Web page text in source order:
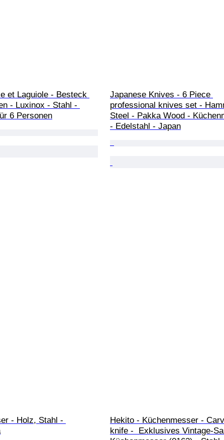
et Laguiole - Besteck
- Luxinox - Stahl -
6 Personen
Japanese Knives - 6 Piece
professional knives set -
Steel - Pakka Wood -
- Edelstahl - Japan
- Holz, Stahl -
Hekito - Küchenmesser -
knife -  Exklusives Vintage-